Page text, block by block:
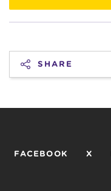
SHARE
FACEBOOK X